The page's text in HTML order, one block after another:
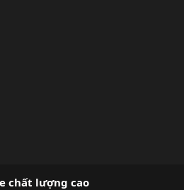
chất lượng cao